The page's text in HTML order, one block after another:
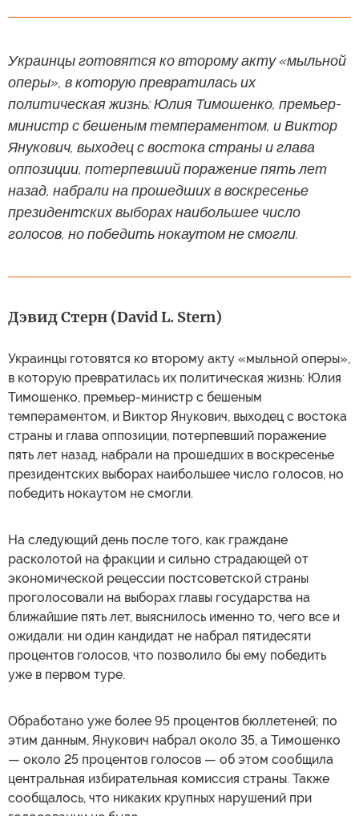
Украинцы готовятся ко второму акту «мыльной
оперы», в которую превратилась их
политическая жизнь: Юлия Тимошенко, премьер-
министр с бешеным темпераментом, и Виктор
Янукович, выходец с востока страны и глава
оппозиции, потерпевший поражение пять лет
назад, набрали на прошедших в воскресенье
президентских выборах наибольшее число
голосов, но победить нокаутом не смогли.
Дэвид Стерн (David L. Stern)
Украинцы готовятся ко второму акту «мыльной оперы»,
в которую превратилась их политическая жизнь: Юлия
Тимошенко, премьер-министр с бешеным
темпераментом, и Виктор Янукович, выходец с востока
страны и глава оппозиции, потерпевший поражение
пять лет назад, набрали на прошедших в воскресенье
президентских выборах наибольшее число голосов, но
победить нокаутом не смогли.
На следующий день после того, как граждане
расколотой на фракции и сильно страдающей от
экономической рецессии постсоветской страны
проголосовали на выборах главы государства на
ближайшие пять лет, выяснилось именно то, чего все и
ожидали: ни один кандидат не набрал пятидесяти
процентов голосов, что позволило бы ему победить
уже в первом туре.
Обработано уже более 95 процентов бюллетеней; по
этим данным, Янукович набрал около 35, а Тимошенко
— около 25 процентов голосов — об этом сообщила
центральная избирательная комиссия страны. Также
сообщалось, что никаких крупных нарушений при